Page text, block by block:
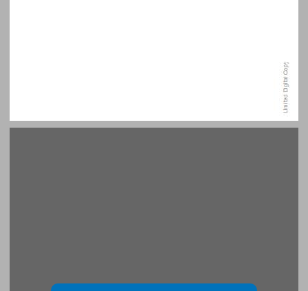
מבוא כללי ראיונות קבלה לבית הספר לרפואה ... 15